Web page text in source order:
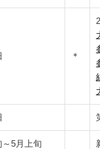
＊
5月上旬